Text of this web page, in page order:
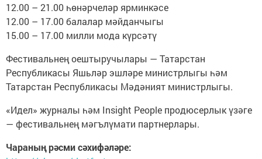
12.00 – 21.00 һөнәрчеләр ярминкәсе
12.00 – 17.00 балалар мәйданчыгы
15.00 – 17.00 милли мода күрсәтү
Фестивальнең оештыручылары — Татарстан
Республикасы Яшьләр эшләре министрлыгы һәм
Татарстан Республикасы Мәдәният министрлыгы.
«Идел» журналы һәм Insight People продюсерлык үзәге
— фестивальнең мәгълүмати партнерлары.
Чараның рәсми сәхифәләре: